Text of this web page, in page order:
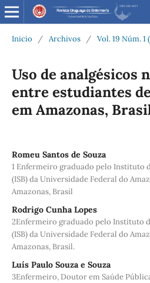
Inicio / Archivos / Vol. 19 Núm. 1
Uso de analgésicos
entre estudiantes
em Amazonas,
Romeu Santos de Souza
1 Enfermeiro graduado pelo Instituto
(ISB) da Universidade Federal do
Amazonas, Brasil
Rodrigo Cunha Lopes
2Enfermeiro graduado pelo Instituto
(ISB) da Universidade Federal do
Amazonas, Brasil.
Luís Paulo Souza e Souza
3Enfermeiro, Doutor em Saúde